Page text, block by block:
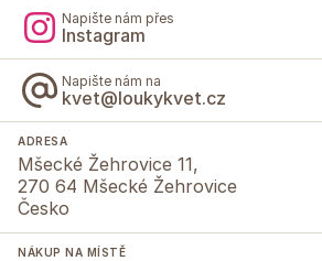
Napište nám přes
Instagram
Napište nám na
kvet@loukykvet.cz
ADRESA
Mšecké Žehrovice 11,
270 64 Mšecké Žehrovice
Česko
NÁKUP NA MÍSTĚ